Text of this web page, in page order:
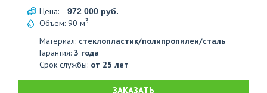
Цена: 972 000 руб.
Объем: 90 м3
Материал: стеклопластик/полипропилен/сталь
Гарантия: 3 года
Срок службы: от 25 лет
ЗАКАЗАТЬ